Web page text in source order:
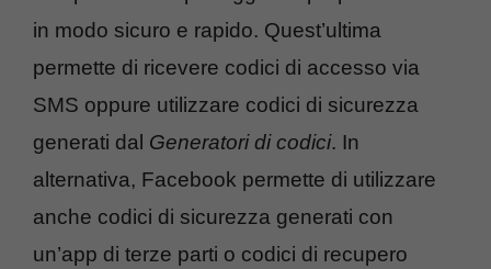
in modo sicuro e rapido. Quest’ultima
permette di ricevere codici di accesso via
SMS oppure utilizzare codici di sicurezza
generati dal Generatori di codici. In
alternativa, Facebook permette di utilizzare
anche codici di sicurezza generati con
un’app di terze parti o codici di recupero